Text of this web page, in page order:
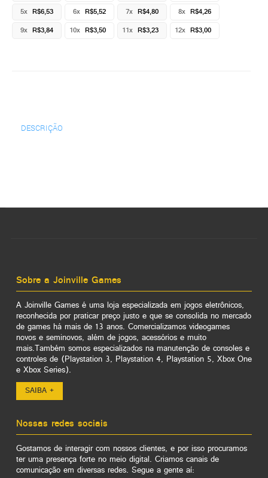
5x R$6,53 6x R$5,52 7x R$4,80 8x R$4,26
9x R$3,84 10x R$3,50 11x R$3,23 12x R$3,00
DESCRIÇÃO
Sobre a Joinville Games
A Joinville Games é uma loja especializada em jogos eletrônicos,
reconhecida por praticar preço justo e que se consolida no mercado
de games há mais de 13 anos. Comercializamos videogames
novos e seminovos, além de jogos, acessórios e muito
mais.Também somos especializados na manutenção de consoles e
controles de (Playstation 3, Playstation 4, Playstation 5, Xbox One
e Xbox Series).
SAIBA +
Nossas redes sociais
Gostamos de interagir com nossos clientes, e por isso procuramos
ter uma presença forte no meio digital. Criamos canais de
comunicação em diversas redes. Segue a gente aí: